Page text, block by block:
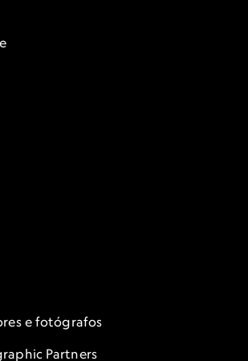
e fotógrafos
Partners